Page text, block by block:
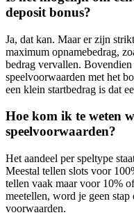
deposit bonus?
Ja, dat kan. Maar er zijn
maximum opnamebedrag,
bedrag vervallen.
speelvoorwaarden met het
een klein startbedrag is dat
Hoe kom ik te weten
speelvoorwaarden?
Het aandeel per speltype
Meestal tellen slots voor
tellen vaak maar voor 10%
meetellen, word je geen
voorwaarden.